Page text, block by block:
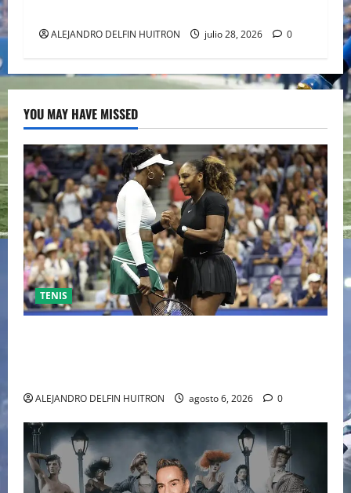
ALEJANDRO DELFIN HUITRON julio 28, 2026 0
YOU MAY HAVE MISSED
TENIS
ALEJANDRO DELFIN HUITRON agosto 6, 2026 0